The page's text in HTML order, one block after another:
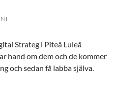
Strateg i Piteå Luleå
hand om dem och de kommer
och sedan få labba själva.